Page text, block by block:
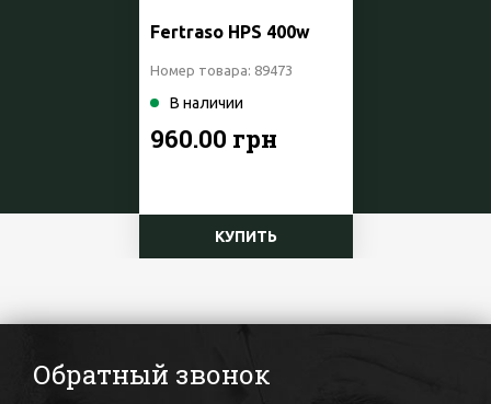
Fertraso HPS 400w
Номер товара: 89473
В наличии
960.00 грн
КУПИТЬ
Обратный звонок